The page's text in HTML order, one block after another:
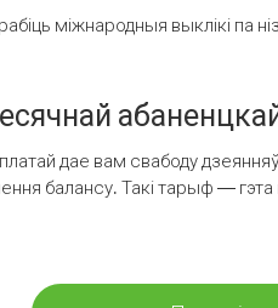
міжнародныя выклікі па
дае вам свабоду
балансу. Такі тарыф —